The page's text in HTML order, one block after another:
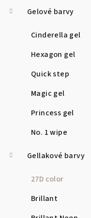
Gelové barvy
Cinderella gel
Hexagon gel
Quick step
Magic gel
Princess gel
No. 1 wipe
Gellakové barvy
27D color
Brillant